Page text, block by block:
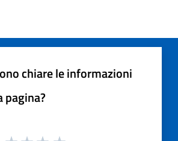
chiare le informazioni
pagina?